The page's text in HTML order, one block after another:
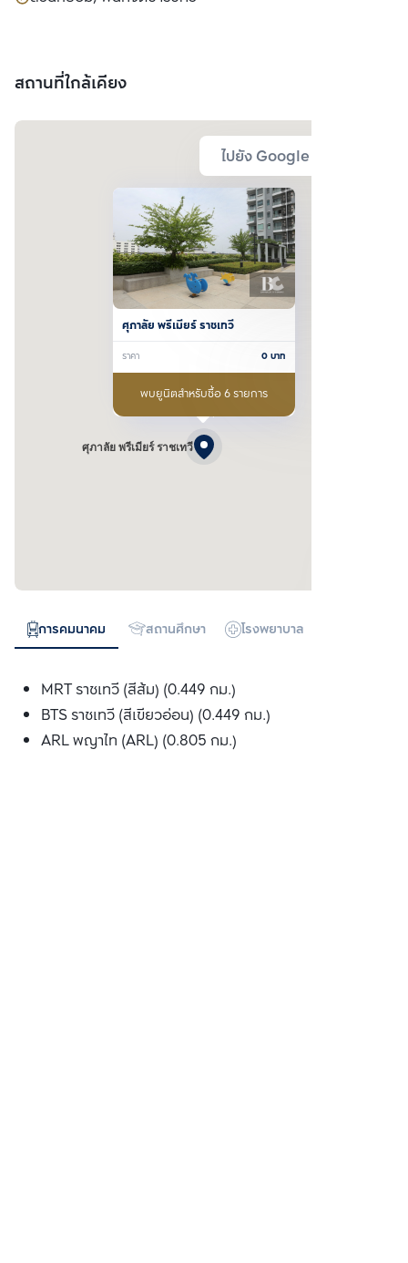
สถานที่ใกล้เคียง
ไปยัง Google Map
ศุภาลัย พรีเมียร์ ราชเทวี
ศุภาลัย พรีเมียร์ ราชเทวี
ราคา 0บาท
พบยูนิตสำหรับซื้อ 6 รายการ
การคมนาคม สถานศึกษา โรงพยาบาล
MRT ราชเทวี (สีส้ม) (0.449 กม.)
BTS ราชเทวี (สีเขียวอ่อน) (0.449 กม.)
ARL พญาไท (ARL) (0.805 กม.)